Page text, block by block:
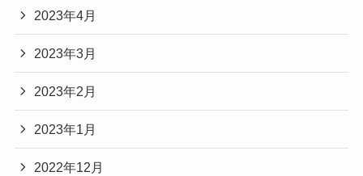
2023年4月
2023年3月
2023年2月
2023年1月
2022年12月